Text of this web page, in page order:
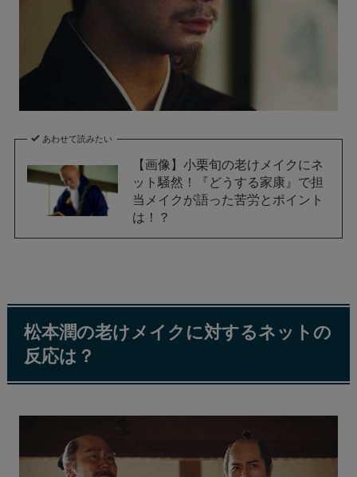
あわせて読みたい
【画像】小栗旬の老けメイクにネ
ット騒然！『どうする家康』で担
当メイクが語った苦労とポイント
は！？
松本潤の老けメイクに対するネットの
反応は？